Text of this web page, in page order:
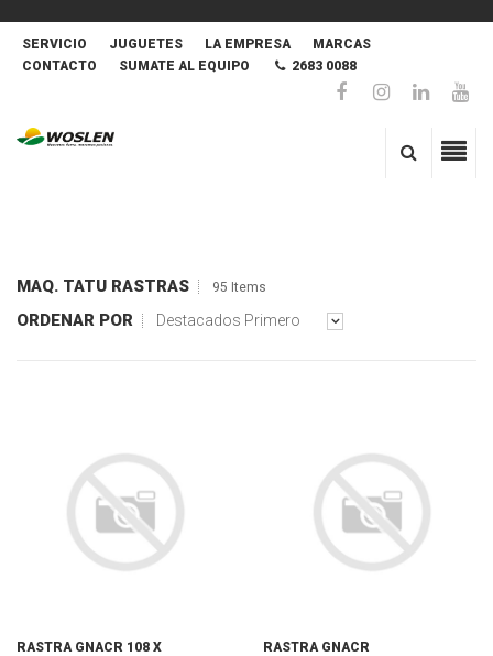
SERVICIO JUGUETES LA EMPRESA
MARCAS
CONTACTO
SUMATE AL EQUIPO 2683 0088
MAQ. TATU RASTRAS 95 Items
ORDENAR POR Destacados Primero
RASTRA GNACR 108 X
RASTRA GNACR